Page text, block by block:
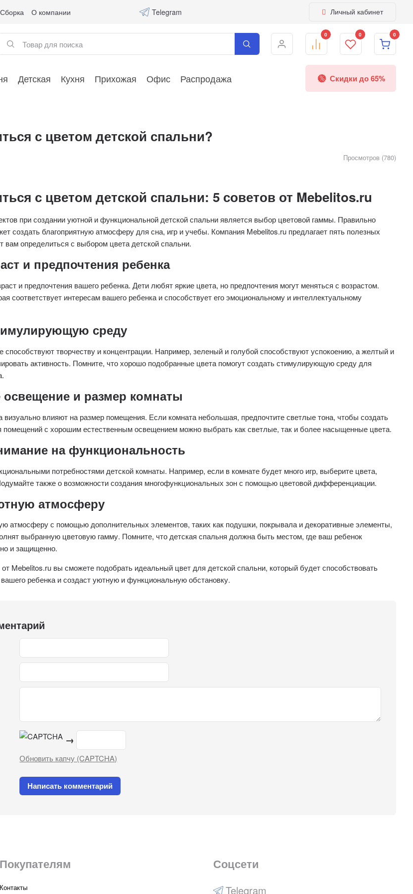
Сборка О компании Telegram Личный кабинет
0 0 0
Детская Кухня Прихожая Офис Распродажа Скидки до 65%
с цветом детской спальни?
Просмотров (780)
с цветом детской спальни: 5 советов от Mebelitos.ru
при создании уютной и функциональной детской спальни является выбор цветовой гаммы. Правильно
создать благоприятную атмосферу для сна, игр и учебы. Компания Mebelitos.ru предлагает пять полезных
вам определиться с выбором цвета детской спальни.
и предпочтения ребенка
и предпочтения вашего ребенка. Дети любят яркие цвета, но предпочтения могут меняться с возрастом.
соответствует интересам вашего ребенка и способствует его эмоциональному и интеллектуальному
среду
способствуют творчеству и концентрации. Например, зеленый и голубой способствуют успокоению, а желтый и
активность. Помните, что хорошо подобранные цвета помогут создать стимулирующую среду для
освещение и размер комнаты
визуально влияют на размер помещения. Если комната небольшая, предпочтите светлые тона, чтобы создать
с хорошим естественным освещением можно выбрать как светлые, так и более насыщенные цвета.
на функциональность
потребностями детской комнаты. Например, если в комнате будет много игр, выберите цвета,
также о возможности создания многофункциональных зон с помощью цветовой дифференциации.
атмосферу
атмосферу с помощью дополнительных элементов, таких как подушки, покрывала и декоративные элементы,
выбранную цветовую гамму. Помните, что детская спальня должна быть местом, где ваш ребенок
и защищенно.
Mebelitos.ru вы сможете подобрать идеальный цвет для детской спальни, который будет способствовать
ребенка и создаст уютную и функциональную обстановку.
→
Обновить капчу (CAPTCHA)
Покупателям
Контакты
Соцсети
Telegram